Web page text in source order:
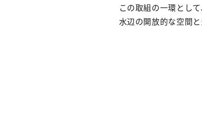
この取組の一環とし
水辺の開放的な空間